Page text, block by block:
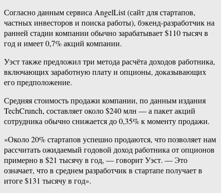
Согласно данным сервиса AngelList (сайт для стартапов,
частных инвесторов и поиска работы), бэкенд-разработчик на
ранней стадии компании обычно зарабатывает $110 тысяч в
год и имеет 0,7% акций компании.
Уэст также предложил три метода расчёта доходов работника,
включающих заработную плату и опционы, доказывающих
его предположение.
Средняя стоимость продажи компании, по данным издания
TechCrunch, составляет около $240 млн — а пакет акций
сотрудника обычно снижается до 0,35% к моменту продажи.
«Около 20% стартапов успешно продаются, что позволяет нам
рассчитать ожидаемый годовой доход работника от опционов
примерно в $21 тысячу в год, — говорит Уэст. — Это
означает, что в среднем разработчик в стартапе получает в
итоге $131 тысячу в год».